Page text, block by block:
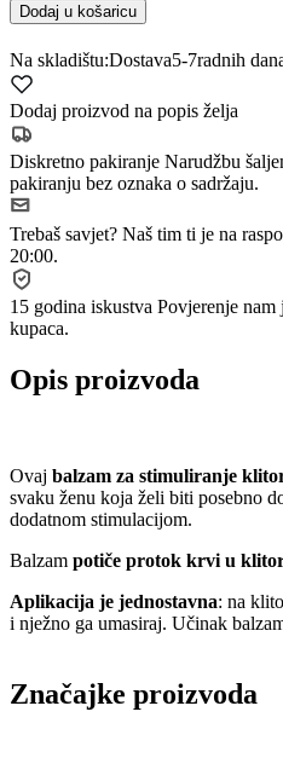
Dodaj u košaricu
Na skladištu:Dostava5-7radnih
Dodaj proizvod na popis želja
Diskretno pakiranje Narudžbu
pakiranju bez oznaka o sadržaju.
Trebaš savjet? Naš tim ti je na
20:00.
15 godina iskustva Povjerenje nam
kupaca.
Opis proizvoda
Ovaj balzam za stimuliranje
svaku ženu koja želi biti posebno
dodatnom stimulacijom.
Balzam potiče protok krvi u
Aplikacija je jednostavna: na
i nježno ga umasiraj. Učinak
Značajke proizvoda